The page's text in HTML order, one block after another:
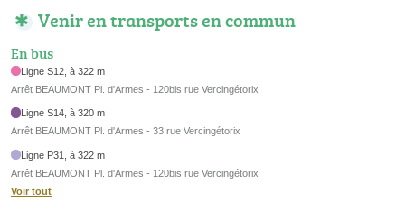
Venir en transports en commun
En bus
Ligne S12, à 322 m
Arrêt BEAUMONT Pl. d'Armes - 120bis rue Vercingétorix
Ligne S14, à 320 m
Arrêt BEAUMONT Pl. d'Armes - 33 rue Vercingétorix
Ligne P31, à 322 m
Arrêt BEAUMONT Pl. d'Armes - 120bis rue Vercingétorix
Voir tout